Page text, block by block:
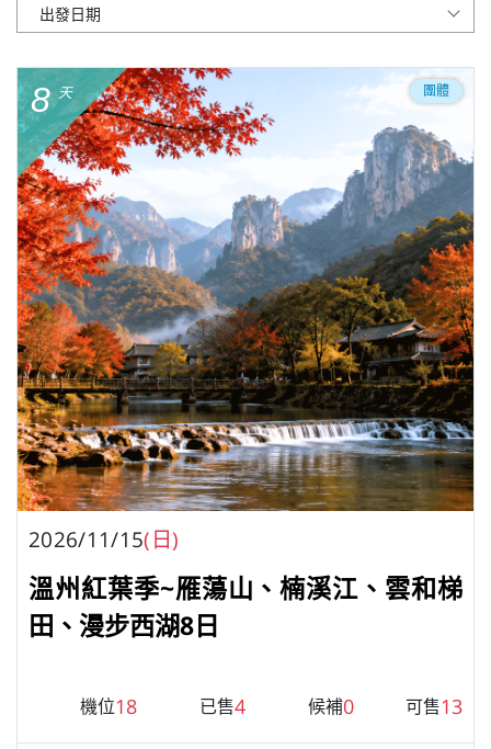
8 天 團體
2026/11/15(日)
溫州紅葉季~雁蕩山、楠溪江、雲和梯
田、漫步西湖8日
機位18 已售4 候補0 可售13